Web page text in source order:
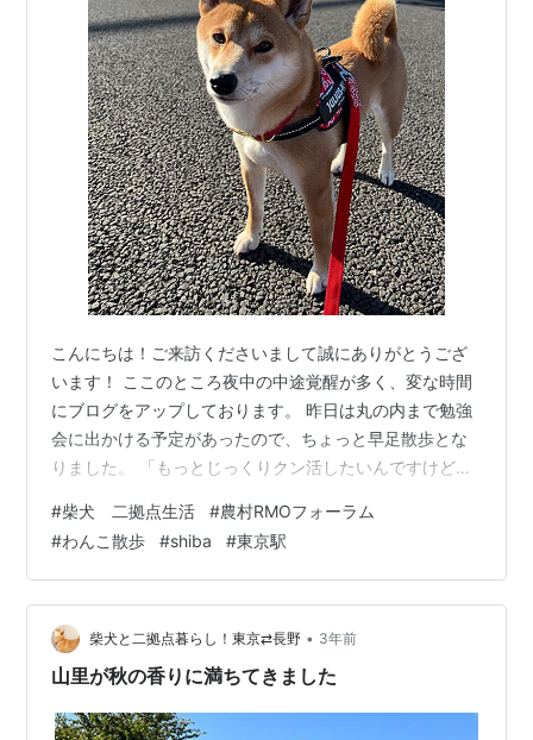
こんにちは！ご来訪くださいまして誠にありがとうござ
います！ ここのところ夜中の中途覚醒が多く、変な時間
にブログをアップしております。 昨日は丸の内まで勉強
会に出かける予定があったので、ちょっと早足散歩とな
りました。 「もっとじっくりクン活したいんですけど」
と、ゆっくり過ごしたい小羽さん。 ごめんねもう帰ろ
う、と急かせてしまって反省。 帰宅後、ちょっとスネ気
味か・・・ 今日の勉強会は、何度目かの農村RMOフォー
ラム。 大学院時代の恩師が基調講演を行い、長野や静岡
で実践している方達の事例発表を聞きました。 勉強にな
ります。なのですが、自分の地区…
#柴犬 二拠点生活 #農村RMOフォーラム
#わんこ散歩 #shiba #東京駅
柴犬と二拠点暮らし！東京⇄長野 • 3年前
山里が秋の香りに満ちてきました